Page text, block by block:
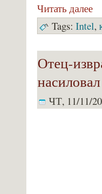
Читать далее
Tags: Intel,
Отец-
ЧТ, 11/11/